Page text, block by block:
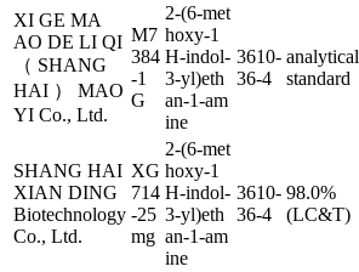
XI GE MA
AO DE LI QI
（ SHANG
HAI ） MAO
YI Co., Ltd.
M7
384
-1
G
2-(6-met
hoxy-1
H-indol-
3-yl)eth
an-1-am
ine
3610-
36-4
analytical
standard
SHANG HAI
XIAN DING
Biotechnology
Co., Ltd.
XG
714
-25
mg
2-(6-met
hoxy-1
H-indol-
3-yl)eth
an-1-am
ine
3610-
36-4
98.0%
(LC&T)